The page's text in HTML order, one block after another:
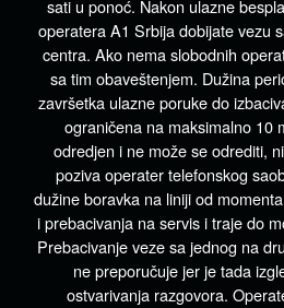
sati u ponoć. Nakon ulazne
operatera A1 Srbija dobijate vezu
centra. Ako nema slobodnih
sa tim obaveštenjem. Dužina
završetka ulazne poruke do
ograničena na maksimalno 10
odredjen i ne može se odrediti,
poziva operater telefonskog
dužine boravka na liniji od
i prebacivanja na servis i traje do
Prebacivanje veze sa jednog na
ne preporučuje jer je tada
ostvarivanja razgovora.